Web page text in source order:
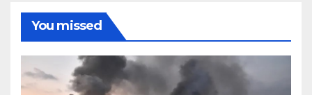
You missed